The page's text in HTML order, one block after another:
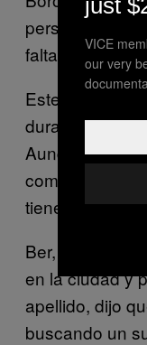
perspectiva del
falta del padre
Este factor
durante mis
Aunque es
comunidad
tiene cierto
Ber, un
en la ciudad y
apellido, dijo
buscando un
VICE
our very